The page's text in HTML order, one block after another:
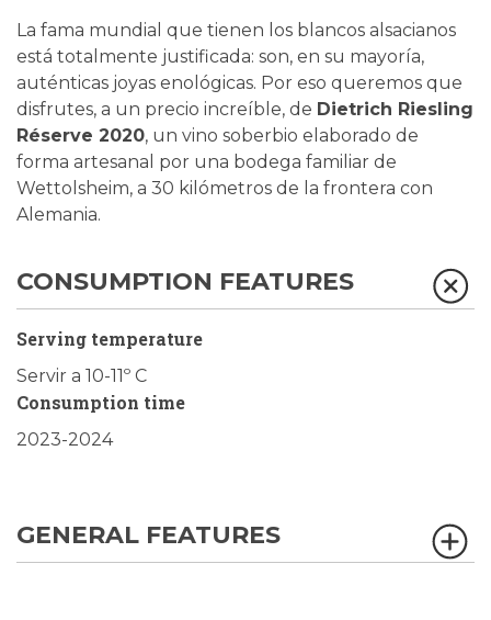
La fama mundial que tienen los blancos alsacianos
está totalmente justificada: son, en su mayoría,
auténticas joyas enológicas. Por eso queremos que
disfrutes, a un precio increíble, de Dietrich Riesling
Réserve 2020, un vino soberbio elaborado de
forma artesanal por una bodega familiar de
Wettolsheim, a 30 kilómetros de la frontera con
Alemania.
CONSUMPTION FEATURES
Serving temperature
Servir a 10-11º C
Consumption time
2023-2024
GENERAL FEATURES